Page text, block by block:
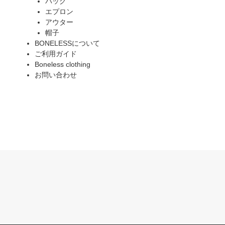
エプロン
アウター
帽子
BONELESSについて
ご利用ガイド
Boneless clothing
お問い合わせ